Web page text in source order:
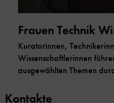
Frauen Technik
Kuratorinnen,
Wissenschaftlerinnen
ausgewählten Themen
Kontakte